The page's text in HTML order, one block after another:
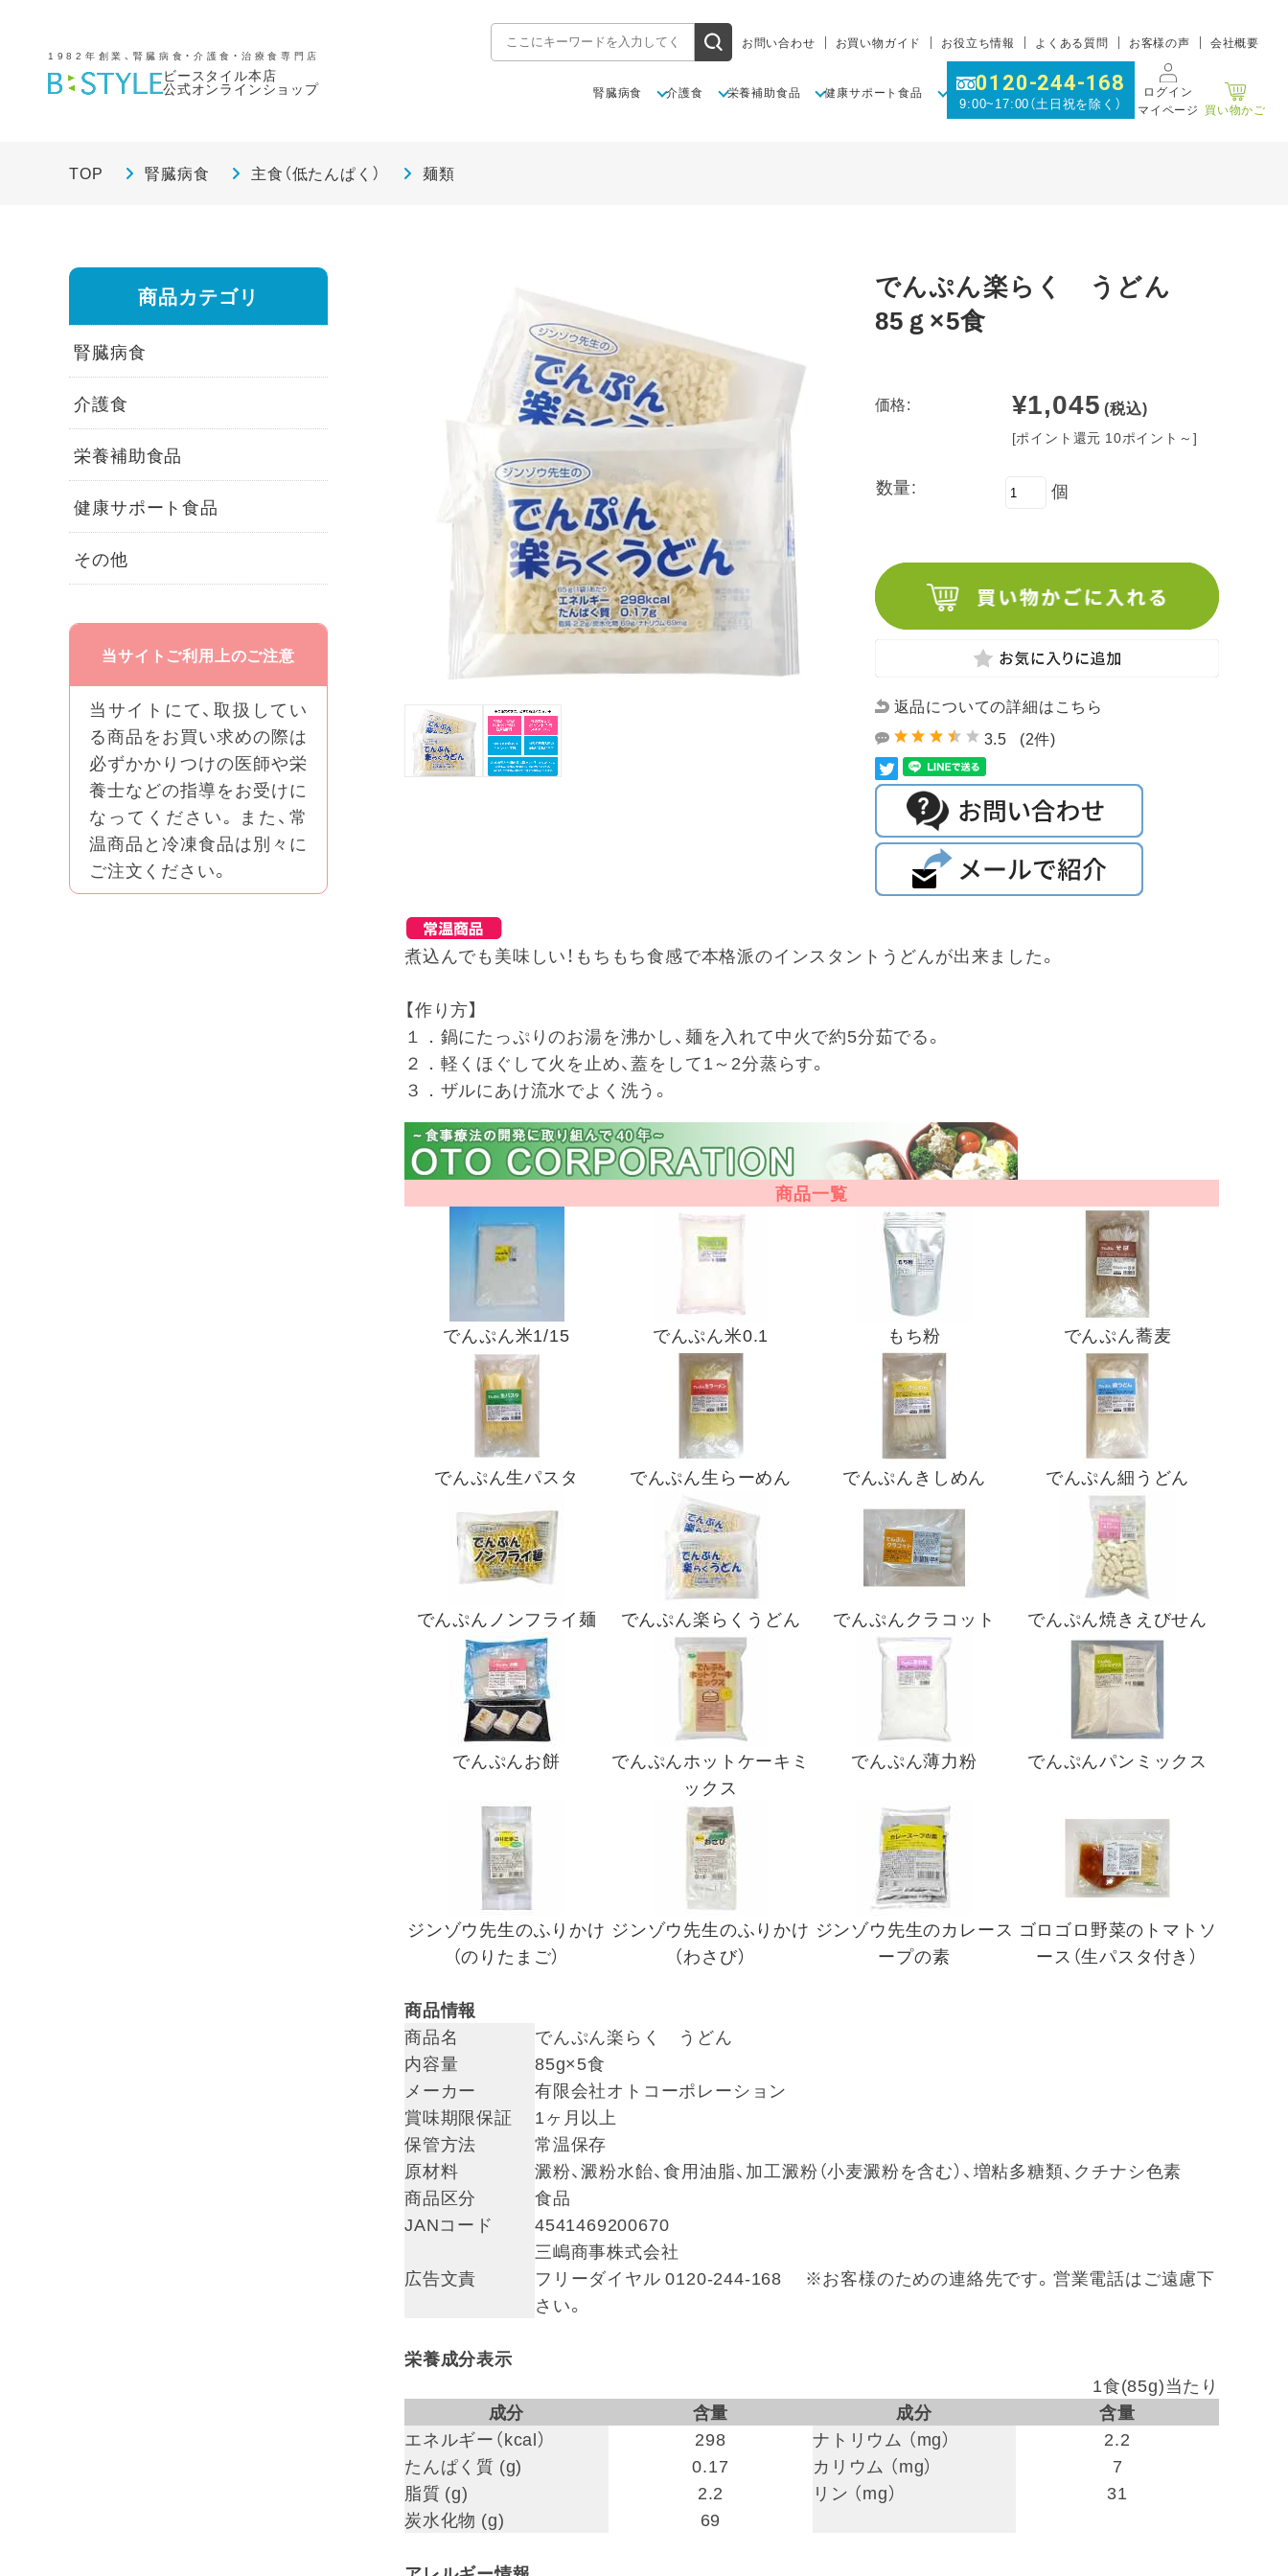
1982年創業、腎臓病食・介護食・治療食専門店
ビースタイル本店
公式オンラインショップ
お問い合わせ お買い物ガイド お役立ち情報 よくある質問 お客様の声 会社概要
腎臓病食 介護食 栄養補助食品 健康サポート食品 0120-244-168
9:00~17:00（土日祝を除く）
ログイン
マイページ 買い物かご
TOP 腎臓病食 主食（低たんぱく） 麺類
でんぷん楽らく うどん
85ｇ×5食
価格: ¥1,045 (税込)
[ポイント還元 10ポイント～]
数量: 個
返品についての詳細はこちら
3.5
(2件)
煮込んでも美味しい！もちもち食感で本格派のインスタントうどんが出来ました。
【作り方】
１．鍋にたっぷりのお湯を沸かし、麺を入れて中火で約5分茹でる。
２．軽くほぐして火を止め、蓋をして1～2分蒸らす。
３．ザルにあけ流水でよく洗う。
商品一覧
でんぷん米1/15 でんぷん米0.1 もち粉 でんぷん蕎麦
でんぷん生パスタ でんぷん生らーめん でんぷんきしめん でんぷん細うどん
でんぷんノンフライ麺 でんぷん楽らくうどん でんぷんクラコット でんぷん焼きえびせん
でんぷんお餅
でんぷんホットケーキミ
ックス
でんぷん薄力粉 でんぷんパンミックス
ジンゾウ先生のふりかけ
（のりたまご）
ジンゾウ先生のふりかけ
（わさび）
ジンゾウ先生のカレース
ープの素
ゴロゴロ野菜のトマトソ
ース（生パスタ付き）
商品情報
商品名
でんぷん楽らく うどん
内容量
85g×5食
メーカー
有限会社オトコーポレーション
賞味期限保証
1ヶ月以上
保管方法
常温保存
原材料
澱粉、澱粉水飴、食用油脂、加工澱粉（小麦澱粉を含む）、増粘多糖類、クチナシ色素
商品区分
食品
JANコード
4541469200670
広告文責
三嶋商事株式会社
フリーダイヤル 0120-244-168 ※お客様のための連絡先です。営業電話はご遠慮下
さい。
栄養成分表示
1食(85g)当たり
成分
含量 成分
含量
エネルギー（kcal）
298 ナトリウム （mg）
2.2
たんぱく質 (g)
0.17 カリウム （mg）
7
脂質 (g)
2.2 リン （mg）
31
炭水化物 (g)
69
商品カテゴリ
腎臓病食
介護食
栄養補助食品
健康サポート食品
その他
当サイトご利用上のご注意
当サイトにて、取扱してい
る商品をお買い求めの際は
必ずかかりつけの医師や栄
養士などの指導をお受けに
なってください｡ また、常
温商品と冷凍食品は別々に
ご注文ください。